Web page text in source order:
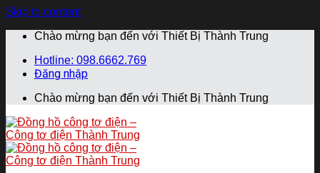
Skip to content
Chào mừng bạn đến với Thiết Bị Thành Trung
Hotline: 098.6662.769
Đăng nhập
Chào mừng bạn đến với Thiết Bị Thành Trung